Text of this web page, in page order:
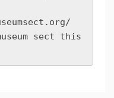
sect this